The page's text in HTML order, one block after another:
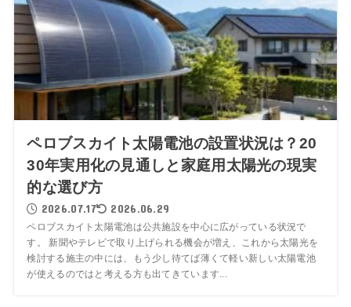
ペロブスカイト太陽電池の設置状況は？20
30年実用化の見通しと家庭用太陽光の現実
的な選び方
2026.07.17 2026.06.29
ペロブスカイト太陽電池は公共施設を中心に広がっている状況で
す。 新聞やテレビで取り上げられる機会が増え、これから太陽光を
検討する施主の中には、もう少し待てば薄くて軽い新しい太陽電池
が使えるのではと考える方も出てきています...